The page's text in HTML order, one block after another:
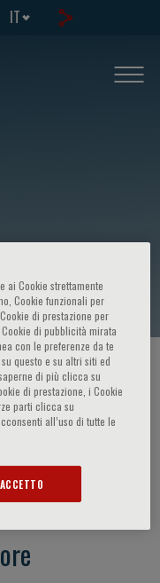
IT
RELATORE
ai Cookie strettamente
Cookie funzionali per
di prestazione per
di pubblicità mirata
con le preferenze da te
questo e su altri siti ed
di più clicca su
di prestazione, i Cookie
parti clicca su
all’uso di tutte le
ACCETTO